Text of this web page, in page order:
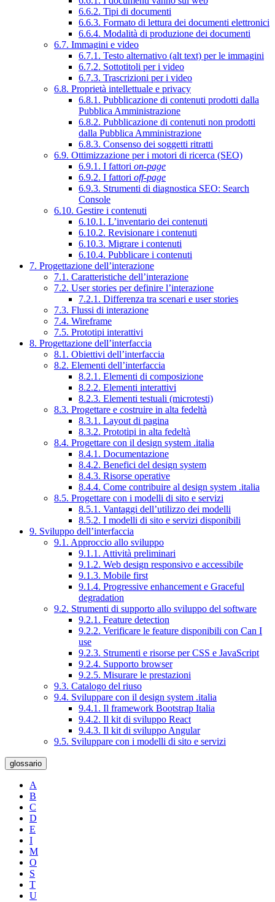
6.6.2. Tipi di documenti
6.6.3. Formato di lettura dei documenti elettronici
6.6.4. Modalità di produzione dei documenti
6.7. Immagini e video
6.7.1. Testo alternativo (alt text) per le immagini
6.7.2. Sottotitoli per i video
6.7.3. Trascrizioni per i video
6.8. Proprietà intellettuale e privacy
6.8.1. Pubblicazione di contenuti prodotti dalla
Pubblica Amministrazione
6.8.2. Pubblicazione di contenuti non prodotti
dalla Pubblica Amministrazione
6.8.3. Consenso dei soggetti ritratti
6.9. Ottimizzazione per i motori di ricerca (SEO)
6.9.1. I fattori on-page
6.9.2. I fattori off-page
6.9.3. Strumenti di diagnostica SEO: Search
Console
6.10. Gestire i contenuti
6.10.1. L’inventario dei contenuti
6.10.2. Revisionare i contenuti
6.10.3. Migrare i contenuti
6.10.4. Pubblicare i contenuti
7. Progettazione dell’interazione
7.1. Caratteristiche dell’interazione
7.2. User stories per definire l’interazione
7.2.1. Differenza tra scenari e user stories
7.3. Flussi di interazione
7.4. Wireframe
7.5. Prototipi interattivi
8. Progettazione dell’interfaccia
8.1. Obiettivi dell’interfaccia
8.2. Elementi dell’interfaccia
8.2.1. Elementi di composizione
8.2.2. Elementi interattivi
8.2.3. Elementi testuali (microtesti)
8.3. Progettare e costruire in alta fedeltà
8.3.1. Layout di pagina
8.3.2. Prototipi in alta fedeltà
8.4. Progettare con il design system .italia
8.4.1. Documentazione
8.4.2. Benefici del design system
8.4.3. Risorse operative
8.4.4. Come contribuire al design system .italia
8.5. Progettare con i modelli di sito e servizi
8.5.1. Vantaggi dell’utilizzo dei modelli
8.5.2. I modelli di sito e servizi disponibili
9. Sviluppo dell’interfaccia
9.1. Approccio allo sviluppo
9.1.1. Attività preliminari
9.1.2. Web design responsivo e accessibile
9.1.3. Mobile first
9.1.4. Progressive enhancement e Graceful
degradation
9.2. Strumenti di supporto allo sviluppo del software
9.2.1. Feature detection
9.2.2. Verificare le feature disponibili con Can I
use
9.2.3. Strumenti e risorse per CSS e JavaScript
9.2.4. Supporto browser
9.2.5. Misurare le prestazioni
9.3. Catalogo del riuso
9.4. Sviluppare con il design system .italia
9.4.1. Il framework Bootstrap Italia
9.4.2. Il kit di sviluppo React
9.4.3. Il kit di sviluppo Angular
9.5. Sviluppare con i modelli di sito e servizi
glossario
A
B
C
D
E
I
M
O
S
T
U